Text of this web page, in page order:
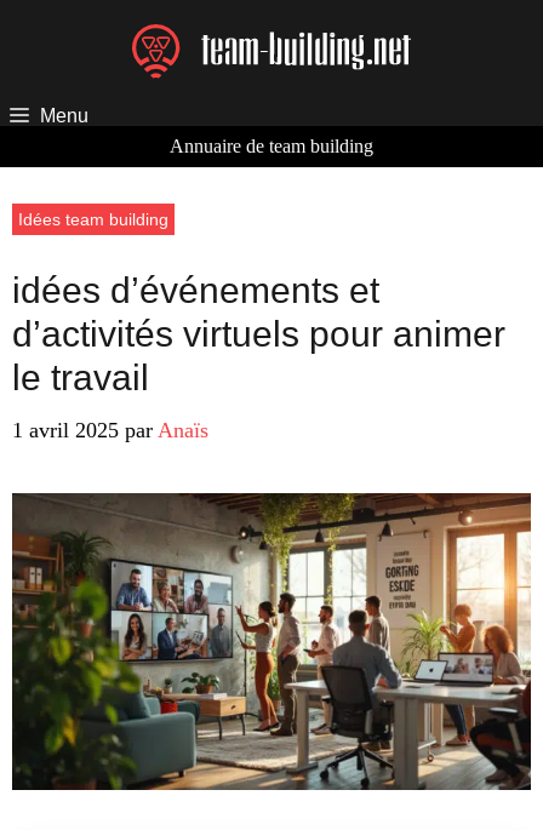
Menu
Annuaire de team building
Idées team building
idées d’événements et
d’activités virtuels pour animer
le travail
1 avril 2025 par Anaïs